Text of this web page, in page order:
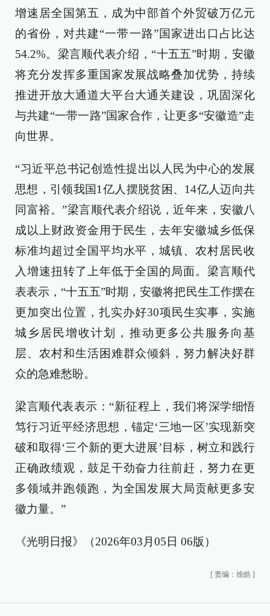
增速居全国第五，成为中部首个外贸破万亿元
的省份，对共建“一带一路”国家进出口占比达
54.2%。梁言顺代表介绍，“十五五”时期，安徽
将充分发挥多重国家发展战略叠加优势，持续
推进开放大通道大平台大通关建设，巩固深化
与共建“一带一路”国家合作，让更多“安徽造”走
向世界。
“习近平总书记创造性提出以人民为中心的发展
思想，引领我国1亿人摆脱贫困、14亿人迈向共
同富裕。”梁言顺代表介绍说，近年来，安徽八
成以上财政资金用于民生，去年安徽城乡低保
标准均超过全国平均水平，城镇、农村居民收
入增速扭转了上年低于全国的局面。梁言顺代
表表示，“十五五”时期，安徽将把民生工作摆在
更加突出位置，扎实办好30项民生实事，实施
城乡居民增收计划，推动更多公共服务向基
层、农村和生活困难群众倾斜，努力解决好群
众的急难愁盼。
梁言顺代表表示：“新征程上，我们将深学细悟
笃行习近平经济思想，锚定‘三地一区’实现新突
破和取得‘三个新的更大进展’目标，树立和践行
正确政绩观，鼓足干劲奋力往前赶，努力在更
多领域并跑领跑，为全国发展大局贡献更多安
徽力量。”
《光明日报》（2026年03月05日 06版）
[ 责编：徐皓 ]